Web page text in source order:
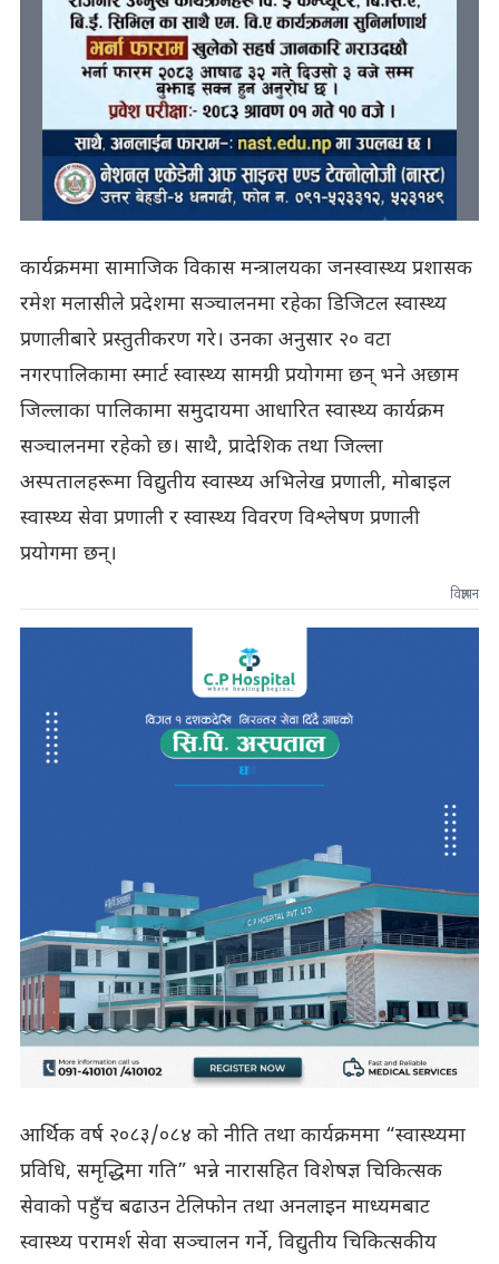
कार्यक्रममा सामाजिक विकास मन्त्रालयका जनस्वास्थ्य प्रशासक
रमेश मलासीले प्रदेशमा सञ्चालनमा रहेका डिजिटल स्वास्थ्य
प्रणालीबारे प्रस्तुतीकरण गरे। उनका अनुसार २० वटा
नगरपालिकामा स्मार्ट स्वास्थ्य सामग्री प्रयोगमा छन् भने अछाम
जिल्लाका पालिकामा समुदायमा आधारित स्वास्थ्य कार्यक्रम
सञ्चालनमा रहेको छ। साथै, प्रादेशिक तथा जिल्ला
अस्पतालहरूमा विद्युतीय स्वास्थ्य अभिलेख प्रणाली, मोबाइल
स्वास्थ्य सेवा प्रणाली र स्वास्थ्य विवरण विश्लेषण प्रणाली
प्रयोगमा छन्।
विज्ञापन
आर्थिक वर्ष २०८३/०८४ को नीति तथा कार्यक्रममा “स्वास्थ्यमा
प्रविधि, समृद्धिमा गति” भन्ने नारासहित विशेषज्ञ चिकित्सक
सेवाको पहुँच बढाउन टेलिफोन तथा अनलाइन माध्यमबाट
स्वास्थ्य परामर्श सेवा सञ्चालन गर्ने, विद्युतीय चिकित्सकीय